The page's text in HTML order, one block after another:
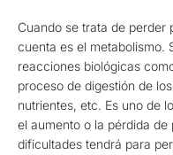
Cuando se trata de perder
cuenta es el metabolismo.
reacciones biológicas
proceso de digestión de
nutrientes, etc. Es uno de
el aumento o la pérdida
dificultades tendrá para